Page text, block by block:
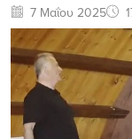
7 Μαΐου 2025